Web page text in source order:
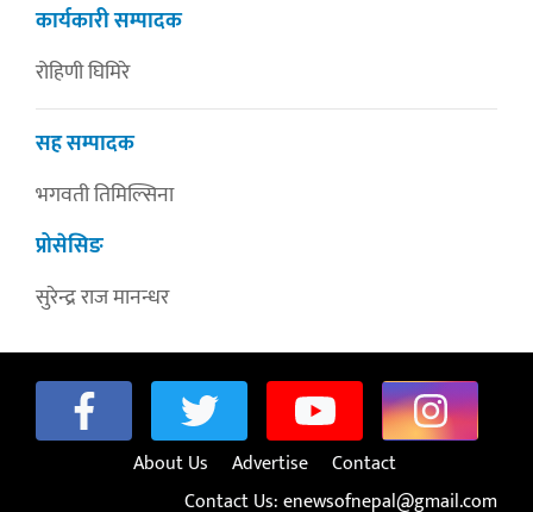
कार्यकारी सम्पादक
रोहिणी घिमिरे
सह सम्पादक
भगवती तिमिल्सिना
प्रोसेसिङ
सुरेन्द्र राज मानन्धर
About Us Advertise
Contact
Contact Us:enewsofnepal@gmail.com